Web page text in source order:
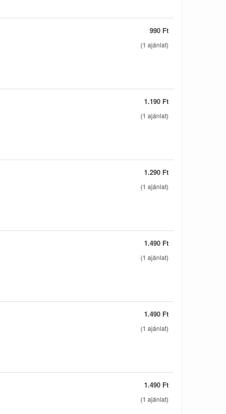
990 Ft
(1 ajánlat)
1.190 Ft
(1 ajánlat)
1.290 Ft
(1 ajánlat)
1.490 Ft
(1 ajánlat)
1.490 Ft
(1 ajánlat)
1.490 Ft
(1 ajánlat)